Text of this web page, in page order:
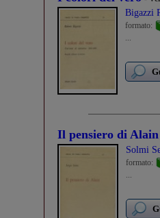
Bigazzi
formato:
...
Il pensiero di Alain
Solmi
formato:
...